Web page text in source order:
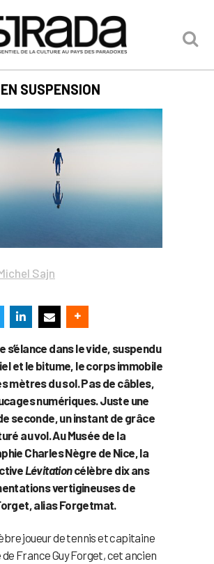
SUSPENSION
Sajn
s’élance dans le vide, suspendu
et le bitume, le corps immobile
mètres du sol. Pas de câbles,
numériques. Juste une
seconde, un instant de grâce
au vol. Au Musée de la
Charles Nègre de Nice, la
Lévitationcélèbre dix ans
vertigineuses de
alias Forgetmat.
joueur de tennis et capitaine
de France Guy Forget, cet ancien